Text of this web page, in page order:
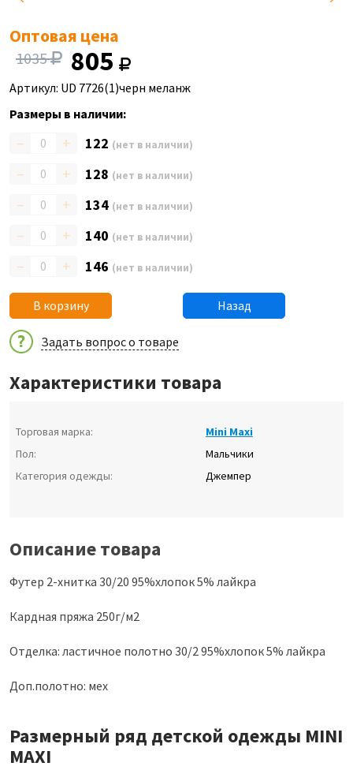
Оптовая цена
1035 805
Артикул: UD 7726(1)черн меланж
Размеры в наличии:
– + 122 (нет в наличии)
– + 128 (нет в наличии)
– + 134 (нет в наличии)
– + 140 (нет в наличии)
– + 146 (нет в наличии)
В корзину Назад
Задать вопрос о товаре
Характеристики товара
Торговая марка:
Mini Maxi
Пол:
Мальчики
Категория одежды:
Джемпер
Описание товара
Футер 2-хнитка 30/20 95%хлопок 5% лайкра
Кардная пряжа 250г/м2
Отделка: ластичное полотно 30/2 95%хлопок 5% лайкра
Доп.полотно: мех
Размерный ряд детской одежды MINI
MAXI